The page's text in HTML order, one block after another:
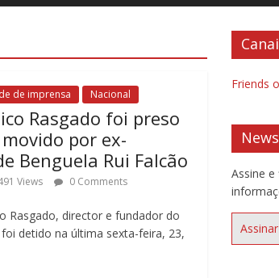
de imprensa Nacional
Rasgado foi preso
por ex-
Benguela Rui Falcão
Views 0 Comments
Rasgado, director e fundador do
foi detido na última sexta-feira, 23,
Friends
Assine